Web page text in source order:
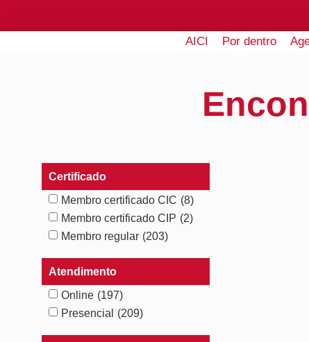
AICI Por dentro
Certificado
Membro certificado CIC (8)
Membro certificado CIP (2)
Membro regular (203)
Atendimento
Online (197)
Presencial
(209)